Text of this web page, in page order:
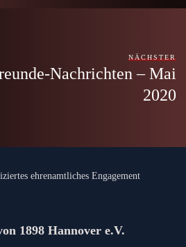
NÄCHSTER
Nachrichten – Mai
2020
1898 Hannover e.V.